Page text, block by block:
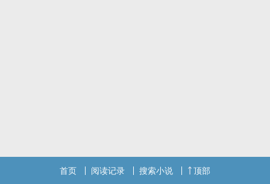
首页 阅读记录 搜索小说 顶部